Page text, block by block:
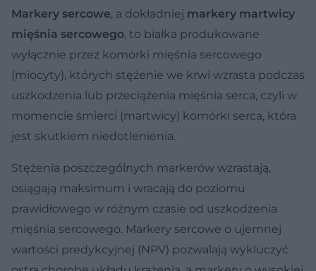
Markery sercowe, a dokładniej markery martwicy
mięśnia sercowego, to białka produkowane
wyłącznie przez komórki mięśnia sercowego
(miocyty), których stężenie we krwi wzrasta podczas
uszkodzenia lub przeciążenia mięśnia serca, czyli w
momencie śmierci (martwicy) komórki serca, która
jest skutkiem niedotlenienia.
Stężenia poszczególnych markerów wzrastają,
osiągają maksimum i wracają do poziomu
prawidłowego w różnym czasie od uszkodzenia
mięśnia sercowego. Markery sercowe o ujemnej
wartości predykcyjnej (NPV) pozwalają wykluczyć